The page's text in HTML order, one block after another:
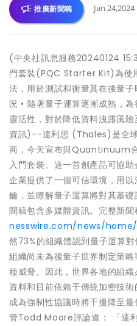
推廣新聞稿 Jan 24,2024
(中央社訊息服務20240124
門套裝(PQC Starter Kit)為使
法，用於測試和衡量其在後量
況 • 隨著量子運算逐漸成熟，
靈活性，對於降低資料洩露風
資訊)--達利思 (Thales)是全
商，今天宣布與Quantinuum
入門套裝。這一首創產品可協
企業提供了一個可信環境，用
鑰，並瞭解量子運算將對其基
聞稿包含多媒體資訊。完整新聞
nesswire.com/news/home/
然73%的組織體認到量子運算
組織尚未為後量子世界制定策
種威脅。因此，世界各地的組織
資料和目前依賴于傳統加密技
成為強制性協議時將干擾降至
管Todd Moore評論道： 「達